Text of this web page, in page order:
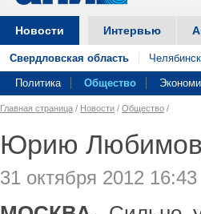
Новости Интервью
Свердловская область
Политика Общество
Главная страница / Новости / Общество /
Юрию
31 октября 2012 16:43